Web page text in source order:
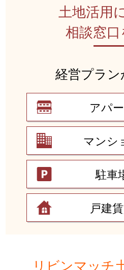
土地活用
相談窓
経営プラ
アパ
マンシ
駐車
戸建
リビンマッチ